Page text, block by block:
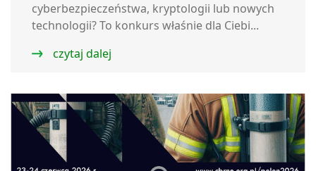
cyberbezpieczeństwa, kryptologii lub nowych
technologii? To konkurs właśnie dla Ciebi...
czytaj dalej